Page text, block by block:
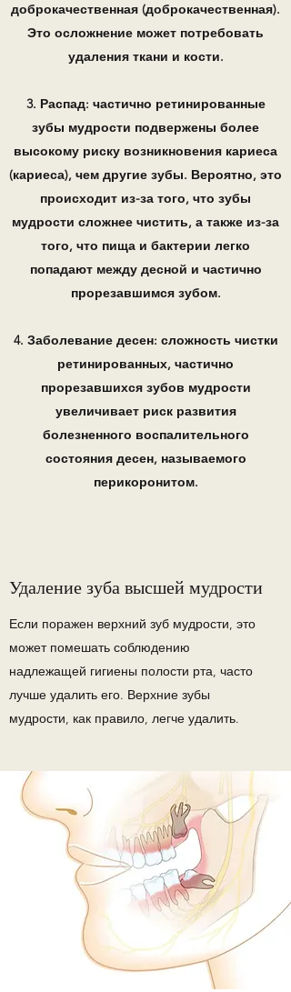
доброкачественная (доброкачественная).
Это осложнение может потребовать
удаления ткани и кости.
3. Распад: частично ретинированные
зубы мудрости подвержены более
высокому риску возникновения кариеса
(кариеса), чем другие зубы. Вероятно, это
происходит из-за того, что зубы
мудрости сложнее чистить, а также из-за
того, что пища и бактерии легко
попадают между десной и частично
прорезавшимся зубом.
4. Заболевание десен: сложность чистки
ретинированных, частично
прорезавшихся зубов мудрости
увеличивает риск развития
болезненного воспалительного
состояния десен, называемого
перикоронитом.
Удаление зуба высшей мудрости
Если поражен верхний зуб мудрости, это
может помешать соблюдению
надлежащей гигиены полости рта, часто
лучше удалить его. Верхние зубы
мудрости, как правило, легче удалить.